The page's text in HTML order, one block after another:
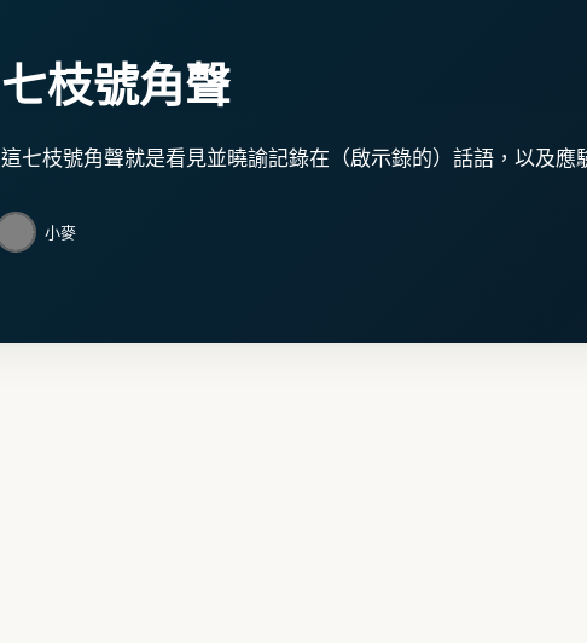
七枝號角聲
這七枝號角聲就是看見並曉諭記錄在（啟示錄的）話語，以及應
小麥